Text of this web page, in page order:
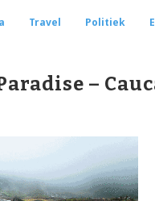
Travel Politiek
–